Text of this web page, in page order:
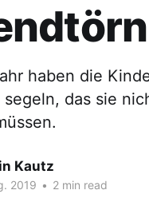
haben die
das sie
Kautz
2019 • 2 min read